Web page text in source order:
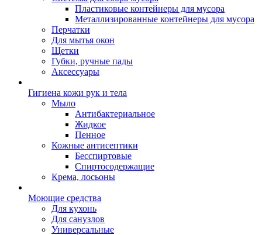
Пластиковые контейнеры для мусора
Металлизированные контейнеры для мусора
Перчатки
Для мытья окон
Щетки
Губки, ручные пады
Аксессуары
Гигиена кожи рук и тела
Мыло
Антибактериальное
Жидкое
Пенное
Кожные антисептики
Бесспиртовые
Cпиртосодержащие
Крема, лосьоны
Моющие средства
Для кухонь
Для санузлов
Универсальные